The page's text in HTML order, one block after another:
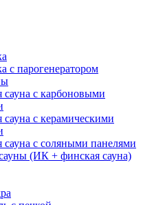
с парогенератором
сауна с карбоновыми
с керамическими
сауна с соляными панелями
(ИК + финская сауна)